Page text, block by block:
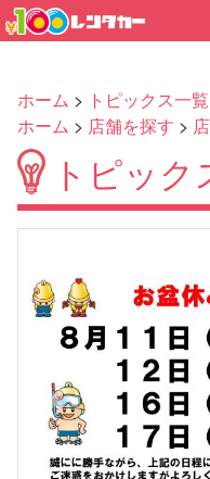
ホーム > トピックス一覧
ホーム > 店舗を探す >
トピック
Previous